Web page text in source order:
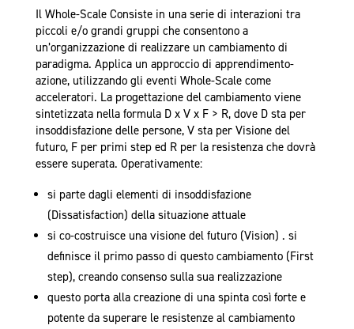
Il Whole-Scale Consiste in una serie di interazioni tra
piccoli e/o grandi gruppi che consentono a
un’organizzazione di realizzare un cambiamento di
paradigma. Applica un approccio di apprendimento-
azione, utilizzando gli eventi Whole-Scale come
acceleratori. La progettazione del cambiamento viene
sintetizzata nella formula D x V x F > R, dove D sta per
insoddisfazione delle persone, V sta per Visione del
futuro, F per primi step ed R per la resistenza che dovrà
essere superata. Operativamente:
si parte dagli elementi di insoddisfazione
(Dissatisfaction) della situazione attuale
si co-costruisce una visione del futuro (Vision) . si
definisce il primo passo di questo cambiamento (First
step), creando consenso sulla sua realizzazione
questo porta alla creazione di una spinta così forte e
potente da superare le resistenze al cambiamento